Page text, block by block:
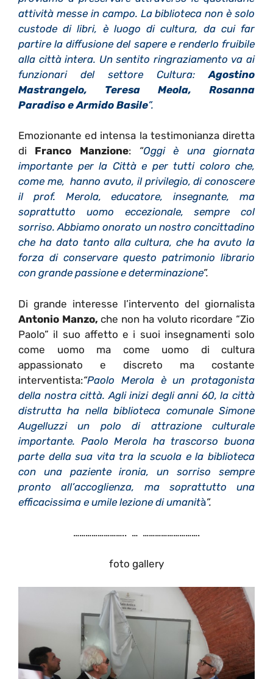
attività messe in campo. La biblioteca nonè solo
custode di libri, èluogo di cultura, da cui far
partire la diffusione del sapere e renderlo fruibile
alla cittàintera. Un sentito ringraziamento va ai
funzionari del settore Cultura:Agostino
Mastrangelo, Teresa Meola, Rosanna
Paradiso e Armido Basile”.
Emozionante ed intensa la testimonianza diretta
di Franco Manzione: “Oggiè una giornata
importante per la Cittàe per tutti coloro che,
come me, hanno avuto, il privilegio, di conoscere
il prof. Merola, educatore, insegnante, ma
soprattutto uomo eccezionale, sempre col
sorriso. Abbiamo onorato un nostro concittadino
che ha dato tanto alla cultura, che ha avuto la
forza di conservare questo patrimonio librario
con grande passione e determinazione”.
Di grande interesse l’intervento del giornalista
Antonio Manzo, che non ha voluto ricordare “Zio
Paolo” il suo affetto e i suoi insegnamenti solo
come uomo ma come uomo di cultura
appassionato e discreto ma costante
interventista:“Paolo Merola è un protagonista
della nostra città. Agli inizi degli anni 60, la città
distrutta ha nella biblioteca comunale Simone
Augelluzzi un polo di attrazione culturale
importante. Paolo Merola ha trascorso buona
parte della sua vita tra la scuola e la biblioteca
con una paziente ironia, un sorriso sempre
pronto all’accoglienza, ma soprattutto una
efficacissima e umile lezione di umanità”.
…………………….. … ……………………….
foto gallery